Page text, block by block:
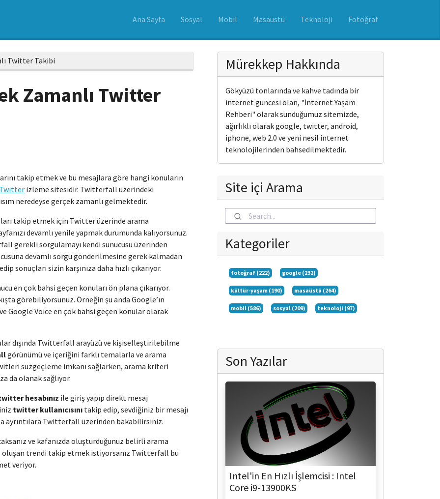
Ana Sayfa Sosyal Mobil Masaüstü Teknoloji Fotoğraf
Twitter Takibi
Zamanlı Twitter
takip etmek ve bu mesajlara göre hangi konuların
Twitter izleme sitesidir. Twitterfall üzerindeki
neredeyse gerçek zamanlı gelmektedir.
takip etmek için Twitter üzerinde arama
devamlı yenile yapmak durumunda kalıyorsunuz.
gerekli sorgulamayı kendi sunucusu üzerinden
devamlı sorgu gönderilmesine gerek kalmadan
sonuçları sizin karşınıza daha hızlı çıkarıyor.
en çok bahsi geçen konuları ön plana çıkarıyor.
görebiliyorsunuz. Örneğin şu anda Google’ın
Google Voice en çok bahsi geçen konular olarak
dışında Twitterfall arayüzü ve kişiselleştirilebilme
görünümü ve içeriğini farklı temalarla ve arama
süzgeçleme imkanı sağlarken, arama kriteri
da olanak sağlıyor.
hesabınız ile giriş yapıp direkt mesaj
twitter kullanıcısını takip edip, sevdiğiniz bir mesajı
ayrıntılara Twitterfall üzerinden bakabilirsiniz.
ve kafanızda oluşturduğunuz belirli arama
trendi takip etmek istiyorsanız Twitterfall bu
veriyor.
Mürekkep Hakkında
Gökyüzü tonlarında ve kahve tadında bir
internet güncesi olan, "İnternet Yaşam
Rehberi" olarak sunduğumuz sitemizde,
ağırlıklı olarak google, twitter, android,
iphone, web 2.0 ve yeni nesil internet
teknolojilerinden bahsedilmektedir.
Site içi Arama
Kategoriler
fotoğraf (222) google (232)
kültür-yaşam (190) masaüstü (264)
mobil (586) sosyal (209) teknoloji (97)
Son Yazılar
Intel'in En Hızlı İşlemcisi : Intel
Core i9-13900KS